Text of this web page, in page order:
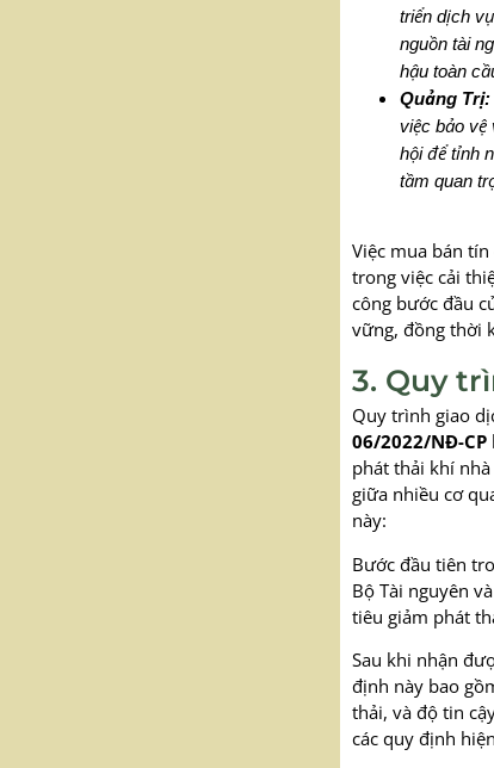
triển dịch
nguồn tài
hậu toàn
Quảng Trị:
việc bảo
hội để tỉnh
tầm quan
Việc mua bán
trong việc cải
công bước đầu
vững, đồng thời
3. Quy
Quy trình giao
06/2022/NĐ-CP
phát thải khí
giữa nhiều cơ
này:
Bước đầu tiên
Bộ Tài nguyên
tiêu giảm phát
Sau khi nhận
định này bao
thải, và độ tin
các quy định